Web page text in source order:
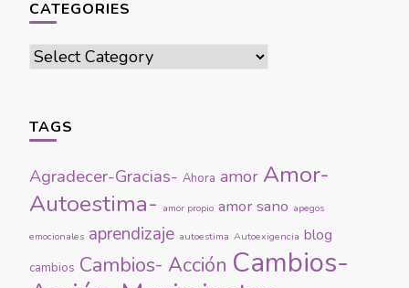
CATEGORIES
Categories
TAGS
Agradecer-Gracias- Ahora amor Amor-
Autoestima- amor propio amor sano apegos
emocionales aprendizaje autoestima Autoexigencia blog
cambios Cambios- Acción Cambios-